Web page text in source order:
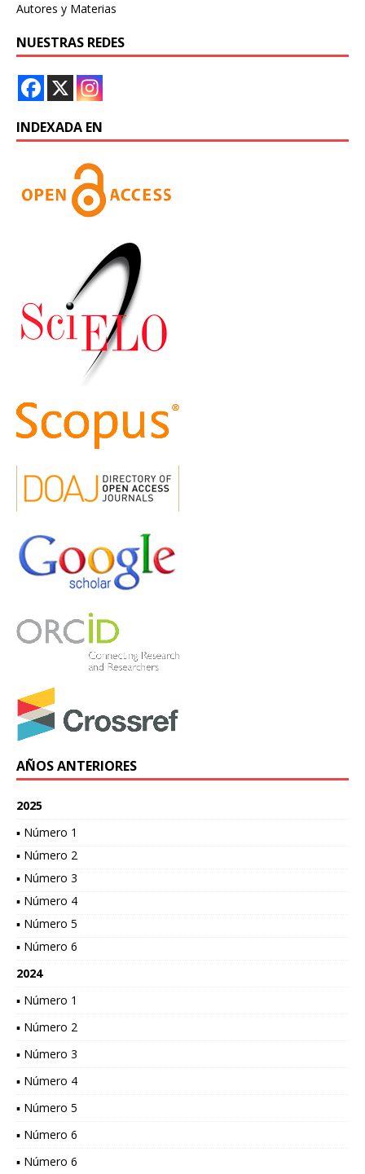
Autores y Materias
NUESTRAS REDES
INDEXADA EN
AÑOS ANTERIORES
2025
▪ Número 1
▪ Número 2
▪ Número 3
▪ Número 4
▪ Número 5
▪ Número 6
2024
▪ Número 1
▪ Número 2
▪ Número 3
▪ Número 4
▪ Número 5
▪ Número 6
▪ Número 6